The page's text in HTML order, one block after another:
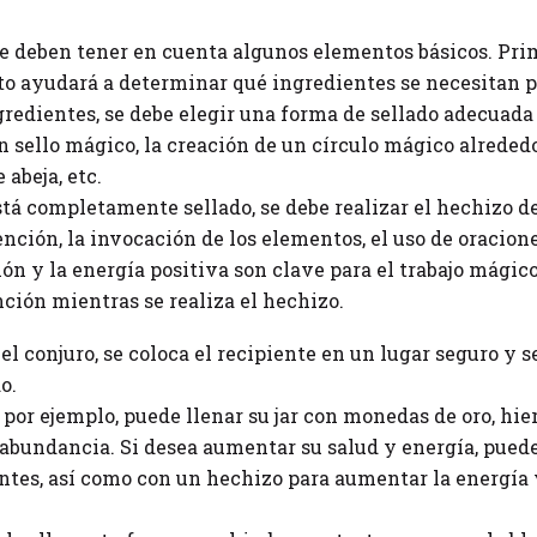
deben tener en cuenta algunos elementos básicos.
ayudará a determinar qué ingredientes se necesitan
se debe elegir una forma de sellado adecuada
mágico, la creación de un círculo mágico
abeja, etc.
completamente sellado, se debe realizar el hechizo
la invocación de los elementos, el uso de
y la energía positiva son clave para el trabajo
mientras se realiza el hechizo.
conjuro, se coloca el recipiente en un lugar seguro y
ejemplo, puede llenar su jar con monedas de oro,
Si desea aumentar su salud y energía,
así como con un hechizo para aumentar la